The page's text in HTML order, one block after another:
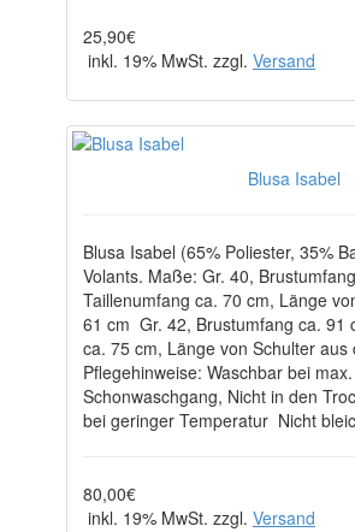
25,90€
inkl. 19% MwSt. zzgl. Versand
Blusa Isabel
Blusa Isabel (65% Poliester, 35%
Volants. Maße: Gr. 40,
Taillenumfang ca. 70 cm, Länge
61 cm Gr. 42, Brustumfang ca. 91
ca. 75 cm, Länge von Schulter
Pflegehinweise: Waschbar bei
Schonwaschgang, Nicht in den
bei geringer Temperatur Nicht
80,00€
inkl. 19% MwSt. zzgl. Versand